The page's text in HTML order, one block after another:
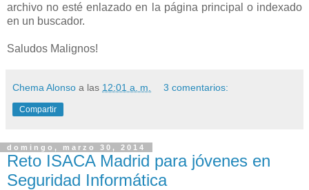
archivo no esté enlazado en la página principal o indexado
en un buscador.
Saludos Malignos!
Chema Alonso a las 12:01 a. m. 3 comentarios:
Compartir
domingo, marzo 30, 2014
Reto ISACA Madrid para jóvenes en
Seguridad Informática